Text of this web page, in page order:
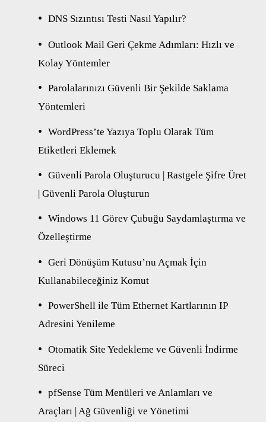
DNS Sızıntısı Testi Nasıl Yapılır?
Outlook Mail Geri Çekme Adımları: Hızlı ve
Kolay Yöntemler
Parolalarınızı Güvenli Bir Şekilde Saklama
Yöntemleri
WordPress’te Yazıya Toplu Olarak Tüm
Etiketleri Eklemek
Güvenli Parola Oluşturucu | Rastgele Şifre Üret
| Güvenli Parola Oluşturun
Windows 11 Görev Çubuğu Saydamlaştırma ve
Özelleştirme
Geri Dönüşüm Kutusu’nu Açmak İçin
Kullanabileceğiniz Komut
PowerShell ile Tüm Ethernet Kartlarının IP
Adresini Yenileme
Otomatik Site Yedekleme ve Güvenli İndirme
Süreci
pfSense Tüm Menüleri ve Anlamları ve
Araçları | Ağ Güvenliği ve Yönetimi